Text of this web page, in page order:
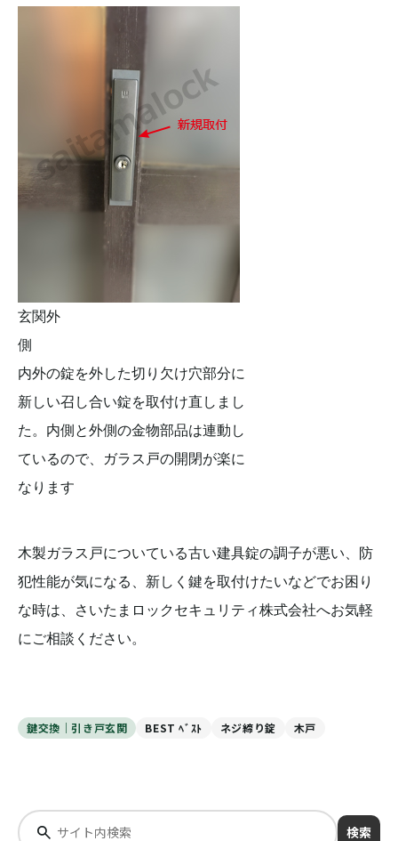
玄関外
側
内外の錠を外した切り欠け穴部分に
新しい召し合い錠を取付け直しまし
た。内側と外側の金物部品は連動し
ているので、ガラス戸の開閉が楽に
なります
木製ガラス戸についている古い建具錠の調子が悪い、防
犯性能が気になる、新しく鍵を取付けたいなどでお困り
な時は、さいたまロックセキュリティ株式会社へお気軽
にご相談ください。
鍵交換｜引き戸玄関 BEST ﾍﾞｽﾄ ネジ締り錠 木戸
検索